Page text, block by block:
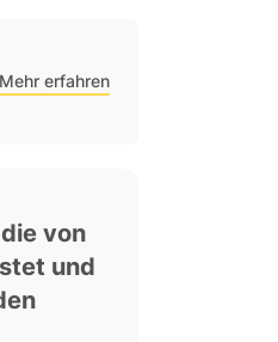
Mehr erfahren
von
und